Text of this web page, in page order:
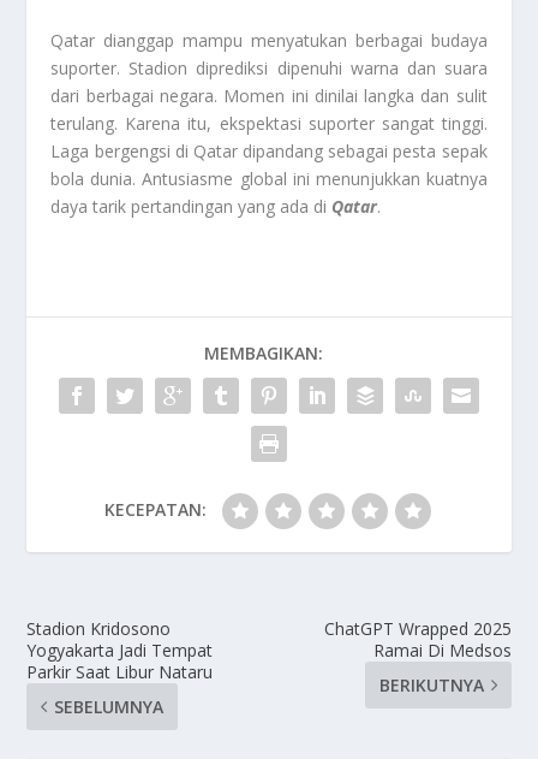
Qatar dianggap mampu menyatukan berbagai budaya
suporter. Stadion diprediksi dipenuhi warna dan suara
dari berbagai negara. Momen ini dinilai langka dan sulit
terulang. Karena itu, ekspektasi suporter sangat tinggi.
Laga bergengsi di Qatar dipandang sebagai pesta sepak
bola dunia. Antusiasme global ini menunjukkan kuatnya
daya tarik pertandingan yang ada di Qatar.
MEMBAGIKAN:
KECEPATAN:
Stadion Kridosono
Yogyakarta Jadi Tempat
Parkir Saat Libur Nataru
SEBELUMNYA
ChatGPT Wrapped 2025
Ramai Di Medsos
BERIKUTNYA